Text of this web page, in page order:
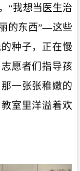
“我想当医生治
的东西”—这些
种子，正在慢
愿者们指导孩
一张张稚嫩的
室里洋溢着欢